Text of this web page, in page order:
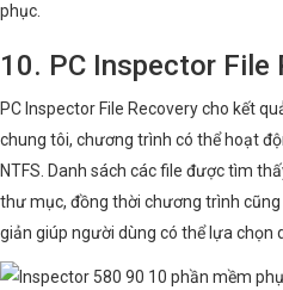
phục.
10. PC Inspector File
PC Inspector File Recovery cho kết
chung tôi, chương trình có thể hoạt
NTFS. Danh sách các file được tìm
thư mục, đồng thời chương trình
giản giúp người dùng có thể lựa chọn